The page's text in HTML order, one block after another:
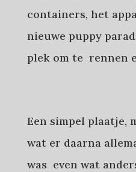
containers, het
nieuwe puppy
plek om te rennen
Een simpel plaatje,
wat er daarna
was even wat